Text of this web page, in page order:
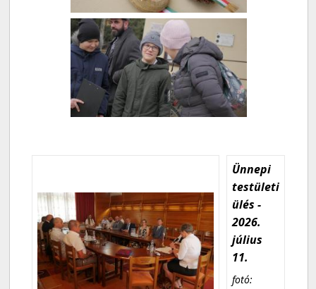
Ünnepi
testületi
ülés -
2026.
július
11.
fotó: